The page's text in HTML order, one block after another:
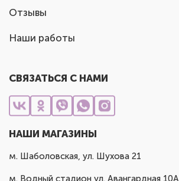
Отзывы
Наши работы
СВЯЗАТЬСЯ С НАМИ
НАШИ МАГАЗИНЫ
м. Шаболовская, ул. Шухова 21
м. Водный стадион ул. Авангардная 10А